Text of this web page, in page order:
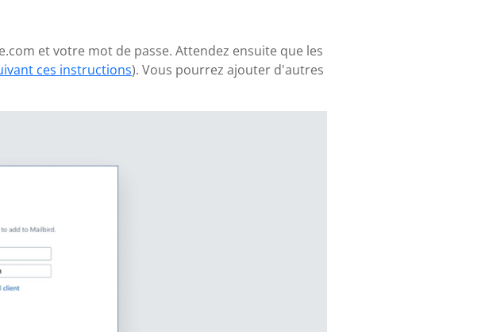
et votre mot de passe. Attendez ensuite que les
ces instructions). Vous pourrez ajouter d'autres